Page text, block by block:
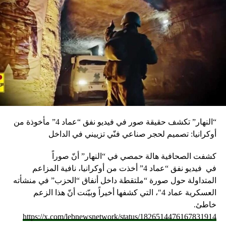
والمصانع. وكذلك لم تتناول دراستنا المسابح الخاصة التي لها
نظامها الخاص ونتوقع منها ان تجري التحاليل بنفسها وتعلنها على
بابها لمزيد من الشفافية والكل يعلم ان الدخول اليها مكلف جدا.
نحن اخذنا العينات من المناطق التي يرتادها الناس للسباحة
والصيد، ونسبة كبيرة منها هي المسابح الشعبية. وتبين لنا ان 16
نقطة من أصل 25 ممكن ادراجها في المستويات المقبولة
والجيدة والجيدة جدا و9 نقاط سيئة وتتطلب إجراءات لوقف
مصادر التلوث وإجراءات أخرى لمنع الناس من ارتيادها والسباحة
فيها. البحر ينازع ولكن غير ميؤوس منه. الشاطئ اللبناني مظلوم
من قبل اللبنانيين. فإلى جانب مصبات مياه المجارير، هناك أيضا
مسببات أخرى للتلوث وهي المرافئ على الشاطئ والمناطق
الصناعية والمكبات شبه الرسمية للنفايات الصلبة ومنها ما عمره
أكثر من 30 سنة مثل مكبات برج حمود والكوستابرافا وصيدا
وطرابلس وقد تحولت الى جبال نفايات. هل كان الهدف من
اعلان هذه النتائج إنقاذ الموسم السياحي؟ لم نجر هذه التحاليل
لأهداف تجارية ولا إعلامية. أجريناها للإعلان عن الحقيقة..
واستعير هنا عبارة رئيس الجمهورية العماد ميشال عون الذي
قال ان التلوث موجود لكن التعميم خطأ. نحن هدفنا إعلان
الحقيقة. والسبب ان ليس هناك مؤسسة رسمية مناط بها اصدار
“النهار” تكشف حقيقة صور في فيديو نفق “عماد 4” مأخوذة من
أوكرانيا: تصميم لحجر صناعي فنّي تزييني في الداخل
كشفت الصحافية هالة حمصي في “النهار” أنّ صوراً
في فيديو
نفق “عماد 4” أخذت من أوكرانيا، نافية المزاعم
المتداولة حول صورة “ملتقطة داخل أنفاق “الحزب” في منشأته
العسكرية عماد 4″، التي كشفها أخيراً وبيّنت أنّ هذا الزعم
خاطئ.
https://x.com/lebnewsnetwork/status/1826514476167831914